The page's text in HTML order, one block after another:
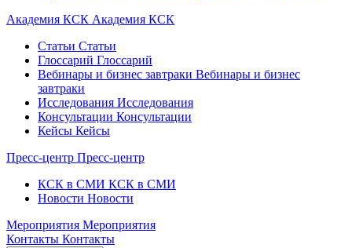
Академия КСК Академия КСК
Статьи Статьи
Глоссарий Глоссарий
Вебинары и бизнес завтраки Вебинары и бизнес
завтраки
Исследования Исследования
Консультации Консультации
Кейсы Кейсы
Пресс-центр Пресс-центр
КСК в СМИ КСК в СМИ
Новости Новости
Мероприятия Мероприятия
Контакты Контакты